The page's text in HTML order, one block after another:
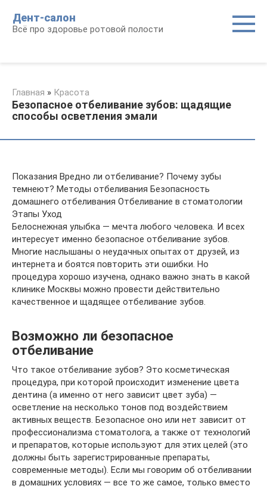
контенту
Дент-салон
Всё про здоровье ротовой полости
Главная » Красота
Безопасное отбеливание зубов: щадящие
способы осветления эмали
Показания Вредно ли отбеливание? Почему зубы
темнеют? Методы отбеливания Безопасность
домашнего отбеливания Отбеливание в стоматологии
Этапы Уход
Белоснежная улыбка — мечта любого человека. И всех
интересует именно безопасное отбеливание зубов.
Многие наслышаны о неудачных опытах от друзей, из
интернета и боятся повторить эти ошибки. Но
процедура хорошо изучена, однако важно знать в какой
клинике Москвы можно провести действительно
качественное и щадящее отбеливание зубов.
Возможно ли безопасное
отбеливание
Что такое отбеливание зубов? Это косметическая
процедура, при которой происходит изменение цвета
дентина (а именно от него зависит цвет зуба) —
осветление на несколько тонов под воздействием
активных веществ. Безопасное оно или нет зависит от
профессионализма стоматолога, а также от технологий
и препаратов, которые используют для этих целей (это
должны быть зарегистрированные препараты,
современные методы). Если мы говорим об отбеливании
в домашних условиях — все то же самое, только вместо